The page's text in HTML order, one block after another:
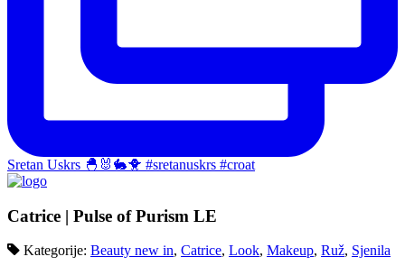
Sretan Uskrs 🐣🐰🐇🐥 #sretanuskrs #croat
Catrice | Pulse of Purism LE
Kategorije: Beauty new in, Catrice, Look, Makeup, Ruž, Sjenila